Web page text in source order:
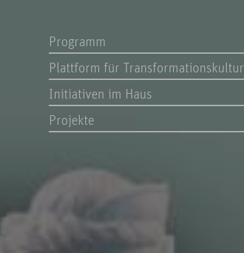
Programm
Plattform für Transformationskultur
Initiativen im Haus
Projekte